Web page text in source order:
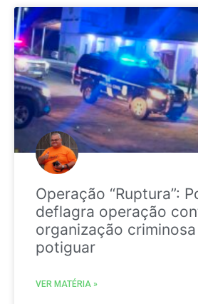
Operação “Ruptura”:
deflagra operação
organização
potiguar
VER MATÉRIA »